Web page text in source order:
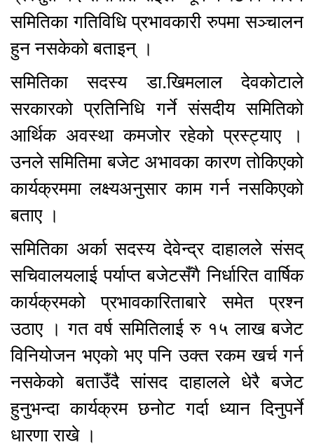
समितिका गतिविधि प्रभावकारी रुपमा सञ्चालन
हुन नसकेको बताइन् ।
समितिका सदस्य डा.खिमलाल देवकोटाले
सरकारको प्रतिनिधि गर्ने संसदीय समितिको
आर्थिक अवस्था कमजोर रहेको प्रस्ट्याए ।
उनले समितिमा बजेट अभावका कारण तोकिएको
कार्यक्रममा लक्ष्यअनुसार काम गर्न नसकिएको
बताए ।
समितिका अर्का सदस्य देवेन्द्र दाहालले संसद्
सचिवालयलाई पर्याप्त बजेटसँगै निर्धारित वार्षिक
कार्यक्रमको प्रभावकारिताबारे समेत प्रश्न
उठाए । गत वर्ष समितिलाई रु १५ लाख बजेट
विनियोजन भएको भए पनि उक्त रकम खर्च गर्न
नसकेको बताउँदै सांसद दाहालले धेरै बजेट
हुनुभन्दा कार्यक्रम छनोट गर्दा ध्यान दिनुपर्ने
धारणा राखे ।